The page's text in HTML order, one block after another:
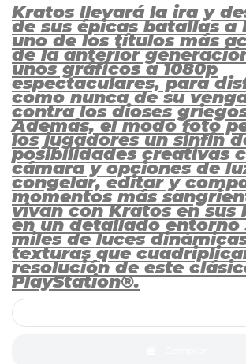
Kratos llevará la ira y
de sus épicas batallas a
uno de los títulos más
de la anterior
unos gráficos a 1080p
espectaculares, para
como nunca de su
contra los dioses
Además, el modo foto
los jugadores un sinfín
posibilidades creativas
cámara y opciones de
congelar, editar y
momentos más
vivan con Kratos en sus
en un detallado entorno
miles de luces
texturas que
resolución de este
PlayStation®.